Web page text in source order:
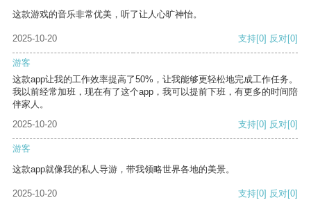
这款游戏的音乐非常优美，听了让人心旷神怡。
2025-10-20 支持[0] 反对[0]
游客
这款app让我的工作效率提高了50%，让我能够更轻松地完成工作任务。
我以前经常加班，现在有了这个app，我可以提前下班，有更多的时间陪
伴家人。
2025-10-20
支持[0] 反对[0]
游客
这款app就像我的私人导游，带我领略世界各地的美景。
2025-10-20 支持[0] 反对[0]